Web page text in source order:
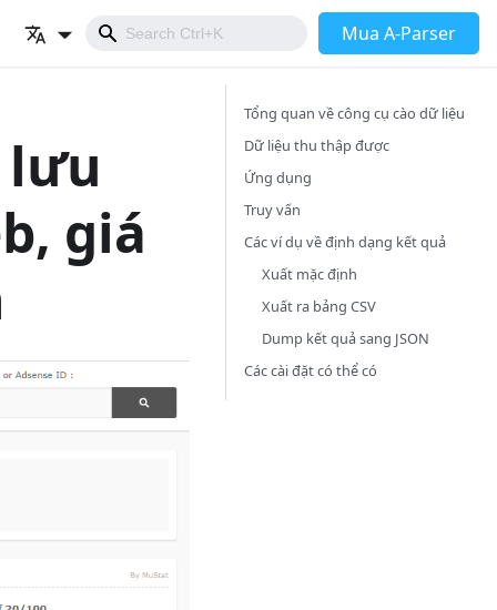
Mua A-Parser
lưu
giá
Tổng quan về công cụ cào dữ liệu
Dữ liệu thu thập được
Ứng dụng
Truy vấn
Các ví dụ về định dạng kết quả
Xuất mặc định
Xuất ra bảng CSV
Dump kết quả sang JSON
Các cài đặt có thể có